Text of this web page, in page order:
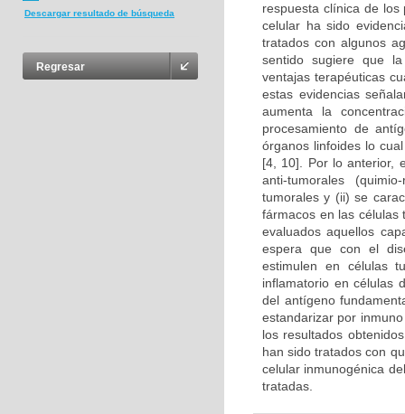
Descargar resultado de búsqueda
Regresar
respuesta clínica de
celular ha sido
tratados con algunos
sentido sugiere que
ventajas terapéuticas
estas evidencias
aumenta la
procesamiento de
órganos linfoides lo
[4, 10]. Por lo anterior,
anti-tumorales
tumorales y (ii) se
fármacos en las células
evaluados aquellos
espera que con el
estimulen en células
inflamatorio en células
del antígeno
estandarizar por
los resultados
han sido tratados con
celular inmunogénica
tratadas.